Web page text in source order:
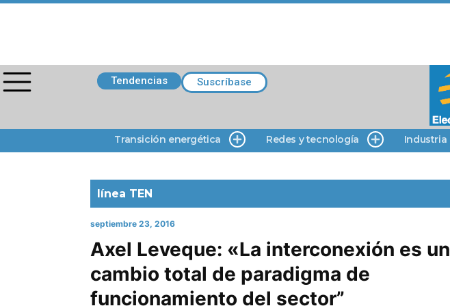
Tendencias Suscríbase
Transición energética Redes y tecnología Industria
línea TEN
septiembre 23, 2016
Axel Leveque: «La interconexión es un
cambio total de paradigma de
funcionamiento del sector”